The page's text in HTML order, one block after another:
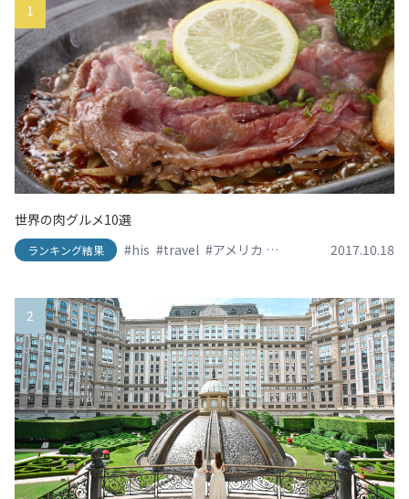
1
世界の肉グルメ10選
ランキング結果 #his #travel #アメリカ #イタリア #エイチアイ
2017.10.18
2